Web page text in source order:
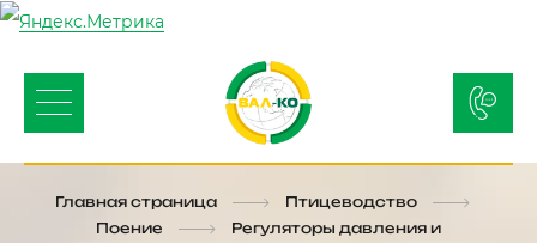
Главная страница
Птицеводство
Поение
Регуляторы давления и